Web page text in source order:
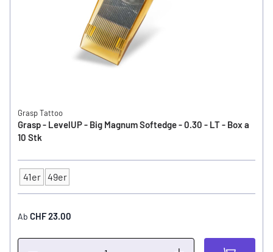
Grasp Tattoo
Grasp - LevelUP - Big Magnum Softedge - 0.30 - LT - Box a
10 Stk
Typ
41er 49er
Ab CHF 23.00